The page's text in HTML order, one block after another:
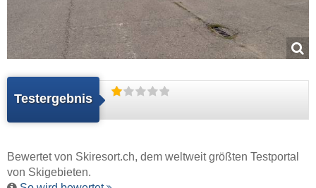
Testergebnis
Bewertet von Skiresort.ch, dem weltweit größten Testportal
von Skigebieten.